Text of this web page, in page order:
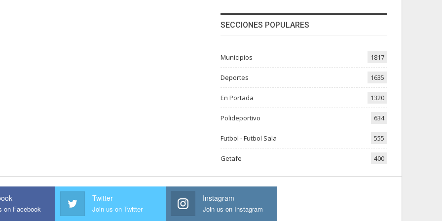
SECCIONES POPULARES
Municipios 1817
Deportes 1635
En Portada 1320
Polideportivo 634
Futbol - Futbol Sala 555
Getafe 400
on Facebook
Twitter
Join us on Twitter
Instagram
Join us on Instagram